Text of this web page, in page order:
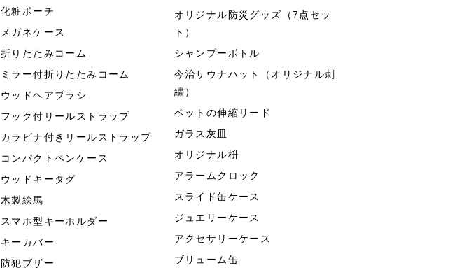
化粧ポーチ
メガネケース
折りたたみコーム
ミラー付折りたたみコーム
ウッドヘアブラシ
フック付リールストラップ
カラビナ付きリールストラップ
コンパクトペンケース
ウッドキータグ
木製絵馬
スマホ型キーホルダー
キーカバー
防犯ブザー
オリジナル防災グッズ（7点セッ
ト）
シャンプーボトル
今治サウナハット（オリジナル刺
繍）
ペットの伸縮リード
ガラス灰皿
オリジナル枡
アラームクロック
スライド缶ケース
ジュエリーケース
アクセサリーケース
ブリューム缶